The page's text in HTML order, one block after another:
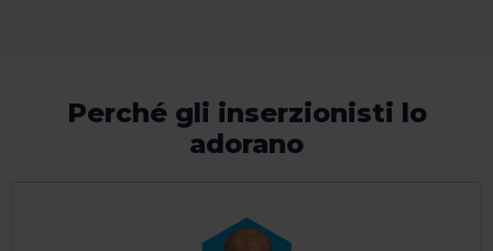
Perché gli inserzionisti lo
adorano